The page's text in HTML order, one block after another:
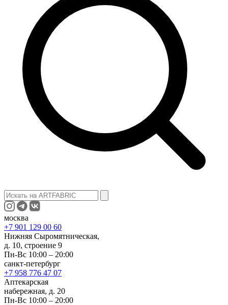
москва
+7 901 129 00 60
Нижняя Сыромятническая,
д. 10, строение 9
Пн-Вс 10:00 – 20:00
санкт-петербург
+7 958 776 47 07
Аптекарская
набережная, д. 20
Пн-Вс 10:00 – 20:00